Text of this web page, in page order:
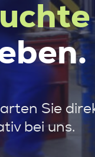
Sie
bei uns.